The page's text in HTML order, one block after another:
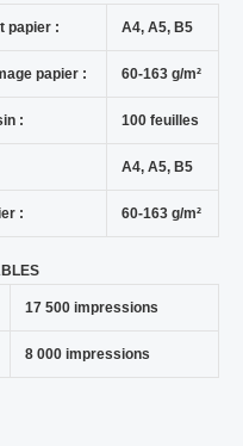
papier : A4, A5, B5
papier : 60-163 g/m²
: 100 feuilles
A4, A5, B5
: 60-163 g/m²
17 500 impressions
8 000 impressions